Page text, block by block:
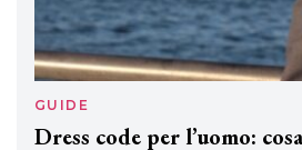
GUIDE
Dress code per l’uomo: